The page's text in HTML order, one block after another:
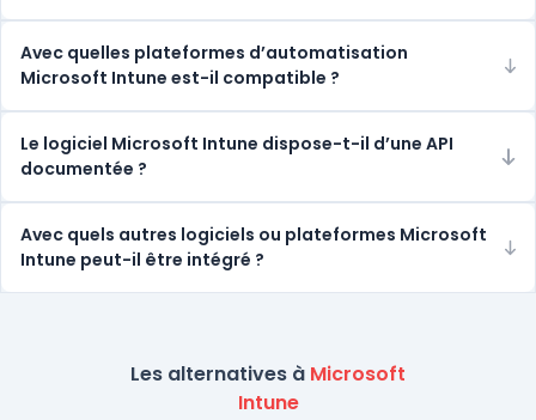
Avec quelles plateformes d’automatisation
Microsoft Intune est-il compatible ?
Le logiciel Microsoft Intune dispose-t-il d’une API
documentée ?
Avec quels autres logiciels ou plateformes Microsoft
Intune peut-il être intégré ?
Les alternatives à Microsoft
Intune